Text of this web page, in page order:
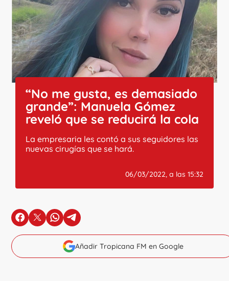
“No me gusta, es demasiado
grande”: Manuela Gómez
reveló que se reducirá la cola
La empresaria les contó a sus seguidores las
nuevas cirugías que se hará.
06/03/2022, a las 15:32
en Facebook
en Xen Whatsapp
en Telegram
Añadir Tropicana FM en Google